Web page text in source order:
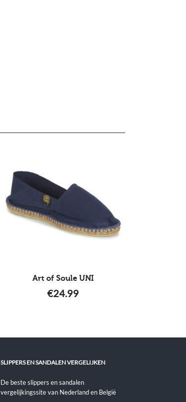
Art of Soule UNI
€24.99
SLIPPERS EN SANDALEN VERGELIJKEN
De beste slippers en sandalen
vergelijkingssite van Nederland en België